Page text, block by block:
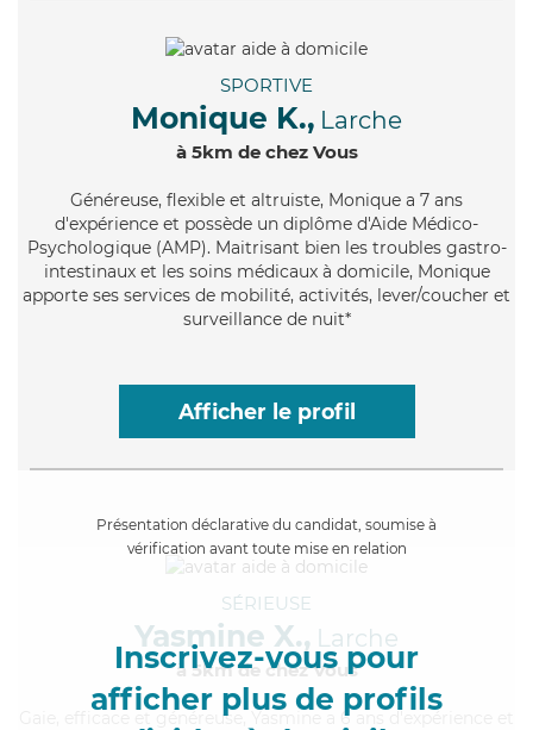
SPORTIVE
Monique K., Larche
à 5km de chez Vous
Généreuse, flexible et altruiste, Monique a 7 ans
d'expérience et possède un diplôme d'Aide Médico-
Psychologique (AMP). Maitrisant bien les troubles gastro-
intestinaux et les soins médicaux à domicile, Monique
apporte ses services de mobilité, activités, lever/coucher et
surveillance de nuit*
Afficher le profil
Présentation déclarative du candidat, soumise à
vérification avant toute mise en relation
Inscrivez-vous pour
afficher plus de profils
SÉRIEUSE
Yasmine X., Larche
à 5km de chez Vous
, efficace et généreuse, Yasmine a 6 ans d'expérience et